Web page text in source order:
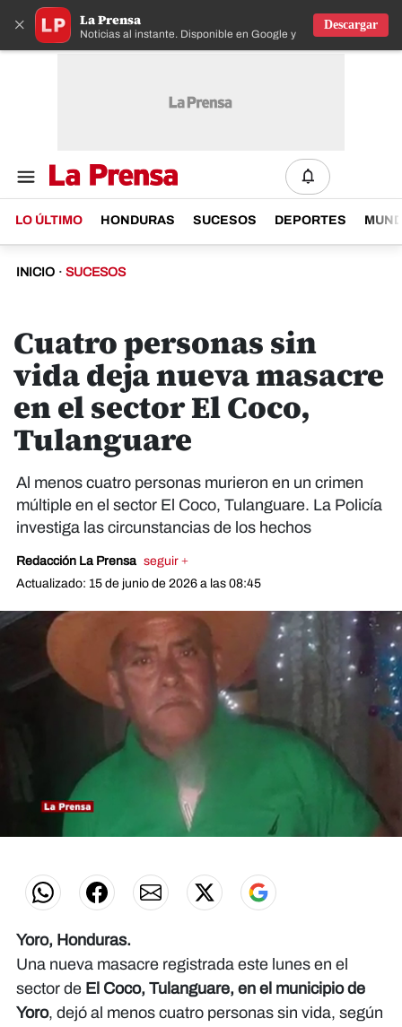
× La Prensa
Noticias al instante. Disponible en Google y IOS
Descargar
LO ÚLTIMO HONDURAS SUCESOS DEPORTES
INICIO · SUCESOS
Cuatro personas sin
vida deja nueva masacre
en el sector El Coco,
Tulanguare
Al menos cuatro personas murieron en un crimen
múltiple en el sector El Coco, Tulanguare. La Policía
investiga las circunstancias de los hechos
Redacción La Prensa seguir +
Actualizado: 15 de junio de 2026 a las 08:45
minute,
seconds
Yoro, Honduras.
Una nueva masacre registrada este lunes en el
sector de El Coco, Tulanguare, en el municipio de
Yoro, dejó al menos cuatro personas sin vida, según